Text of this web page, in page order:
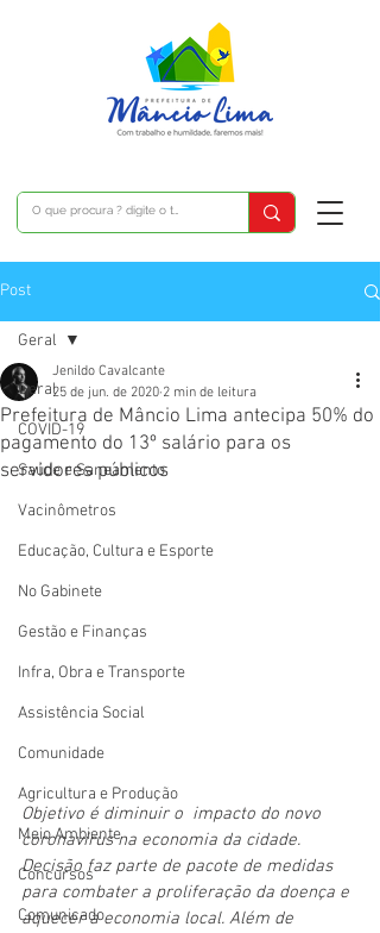
Post
Geral
COVID-19
Saúde e Saneamento
Vacinômetros
Educação, Cultura e Esporte
No Gabinete
Gestão e Finanças
Infra, Obra e Transporte
Assistência Social
Comunidade
Agricultura e Produção
Meio Ambiente
Concursos
Comunicado
Geral
Prefeitura de Mâncio Lima antecipa 50% do
pagamento do 13º salário para os
servidores públicos
Jenildo Cavalcante
25 de jun. de 2020 2 min de leitura
Objetivo é diminuir o  impacto do novo
coronavírus na economia da cidade.
Decisão faz parte de pacote de medidas
para combater a proliferação da doença e
aquecer a economia local. Além de